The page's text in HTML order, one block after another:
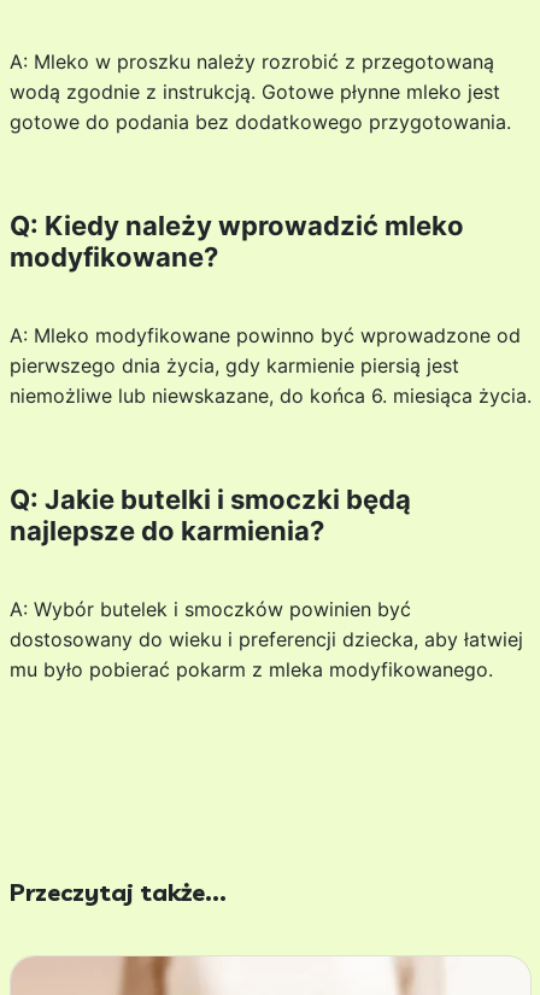
A: Mleko w proszku należy rozrobić z przegotowaną
wodą zgodnie z instrukcją. Gotowe płynne mleko jest
gotowe do podania bez dodatkowego przygotowania.
Q: Kiedy należy wprowadzić mleko
modyfikowane?
A: Mleko modyfikowane powinno być wprowadzone od
pierwszego dnia życia, gdy karmienie piersią jest
niemożliwe lub niewskazane, do końca 6. miesiąca życia.
Q: Jakie butelki i smoczki będą
najlepsze do karmienia?
A: Wybór butelek i smoczków powinien być
dostosowany do wieku i preferencji dziecka, aby łatwiej
mu było pobierać pokarm z mleka modyfikowanego.
Przeczytaj także...